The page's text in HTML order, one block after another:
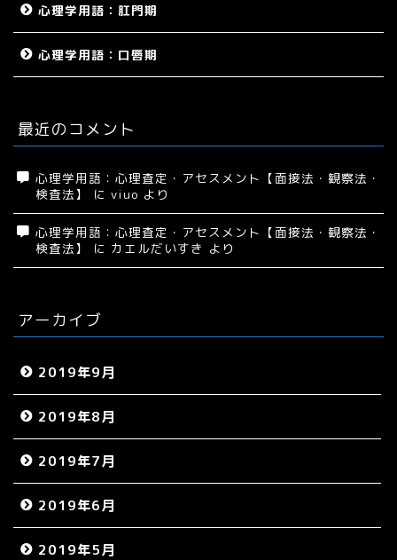
心理学用語：肛門期
心理学用語：口唇期
最近のコメント
心理学用語：心理査定・アセスメント【面接法・観察法・
検査法】
に viuo より
心理学用語：心理査定・アセスメント【面接法・観察法・
検査法】
に カエルだいすき より
アーカイブ
2019年9月
2019年8月
2019年7月
2019年6月
2019年5月